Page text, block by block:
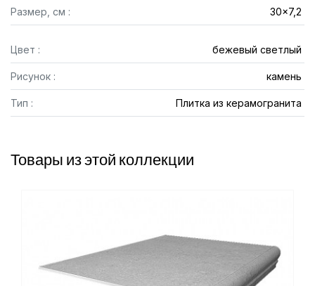
Размер, см : 30x7,2
Цвет : бежевый светлый
Рисунок : камень
Тип : Плитка из керамогранита
Товары из этой коллекции